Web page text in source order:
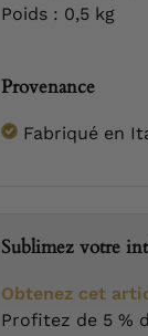
Poids : 0,5 kg
Provenance
Fabriqué en
Sublimez votre
Obtenez cet
Profitez de 5 %